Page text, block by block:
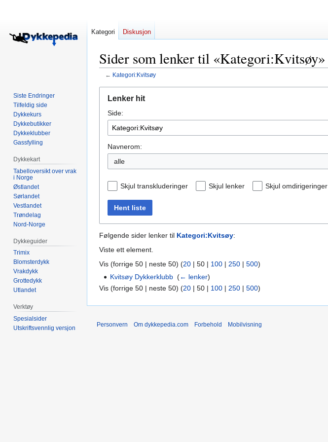
Sider som lenker til «Kategori:Kvitsøy»
← Kategori:Kvitsøy
navigering
søk
Lenker hit
Side:
Navnerom:
alle
Skjul transkluderinger Skjul lenker Skjul omdirigeringer
Hent liste
Følgende sider lenker til Kategori:Kvitsøy:
Viste ett element.
Vis (forrige 50 | neste 50) (20 | 50 | 100 | 250 | 500)
Kvitsøy Dykkerklubb ‎(← lenker)
Vis (forrige 50 | neste 50) (20 | 50 | 100 | 250 | 500)
Kategori Diskusjon
Siste Endringer
Tilfeldig side
Dykkekurs
Dykkebutikker
Dykkeklubber
Gassfylling
Dykkekart
Tabelloversikt over vrak
i Norge
Østlandet
Sørlandet
Vestlandet
Trøndelag
Nord-Norge
Dykkeguider
Trimix
Blomsterdykk
Vrakdykk
Grottedykk
Utlandet
Verktøy
Spesialsider
Utskriftsvennlig versjon
Personvern Om dykkepedia.com Forbehold Mobilvisning